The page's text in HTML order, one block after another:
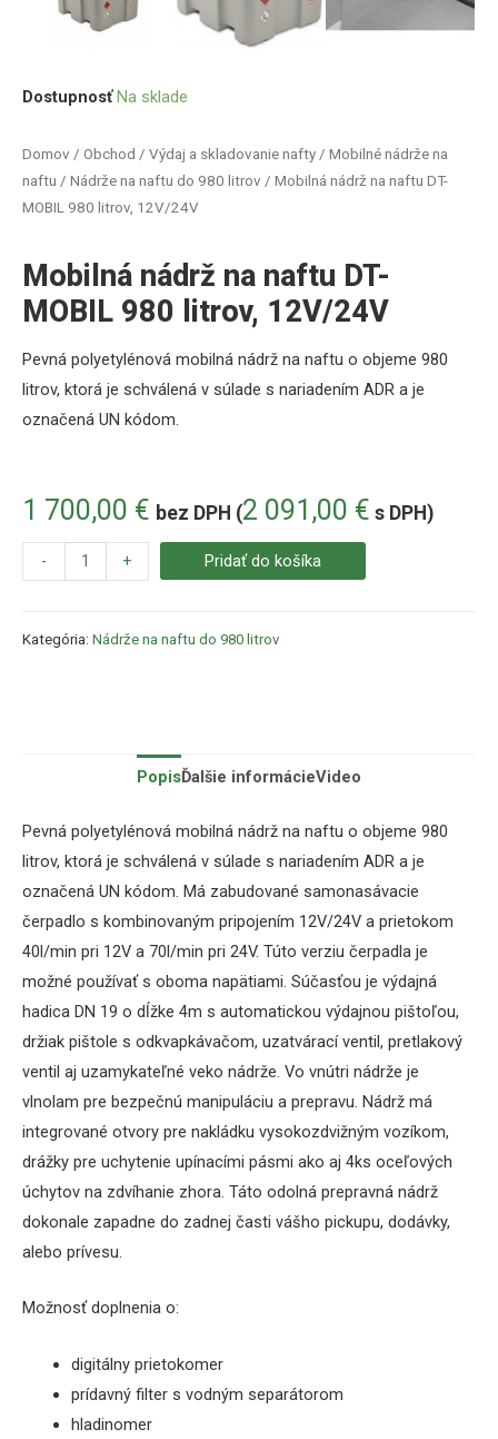
Domov / Obchod / Výdaj a skladovanie nafty / Mobilné nádrže na
naftu / Nádrže na naftu do 980 litrov / Mobilná nádrž na naftu DT-
MOBIL 980 litrov, 12V/24V
Mobilná nádrž na naftu DT-
MOBIL 980 litrov, 12V/24V
1 700,00 € bez DPH (2 091,00 € s DPH)
Pevná polyetylénová mobilná nádrž na naftu o objeme 980
litrov, ktorá je schválená v súlade s nariadením ADR a je
označená UN kódom.
Dostupnosť Na sklade
- + Pridať do košíka
Kategória: Nádrže na naftu do 980 litrov
PopisĎalšie informácieVideo
Pevná polyetylénová mobilná nádrž na naftu o objeme 980
litrov, ktorá je schválená v súlade s nariadením ADR a je
označená UN kódom. Má zabudované samonasávacie
čerpadlo s kombinovaným pripojením 12V/24V a prietokom
40l/min pri 12V a 70l/min pri 24V. Túto verziu čerpadla je
možné používať s oboma napätiami. Súčasťou je výdajná
hadica DN 19 o dĺžke 4m s automatickou výdajnou pištoľou,
držiak pištole s odkvapkávačom, uzatvárací ventil, pretlakový
ventil aj uzamykateľné veko nádrže. Vo vnútri nádrže je
vlnolam pre bezpečnú manipuláciu a prepravu. Nádrž má
integrované otvory pre nakládku vysokozdvižným vozíkom,
drážky pre uchytenie upínacími pásmi ako aj 4ks oceľových
úchytov na zdvíhanie zhora. Táto odolná prepravná nádrž
dokonale zapadne do zadnej časti vášho pickupu, dodávky,
alebo prívesu.
Možnosť doplnenia o:
digitálny prietokomer
prídavný filter s vodným separátorom
hladinomer